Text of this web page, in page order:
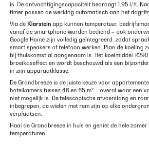
is. De ontvochtigingscapaciteit bedraagt 1,95 l/h.
timer passen de werking automatisch aan het
Via de Klarstein app kunnen temperatuur,
vanaf de smartphone worden bediend – ook
Google Home zijn volledig geïntegreerd, zodat
smart speakers of telefoon werken. Plan de koeling
bij thuiskomst al aangenaam is. Het koelmiddel
broeikaseffect en wordt beschouwd als een
in zijn apparaatklasse.
De Grandbreeze is de juiste keuze voor
hotelkamers tussen 46 en 65 m² – overal waar een
niet mogelijk is. De telescopische afvoerslang en
inbegrepen, de wielen met rem zijn op elke
verplaatsen.
Haal de Grandbreeze in huis en geniet de hele
temperaturen.